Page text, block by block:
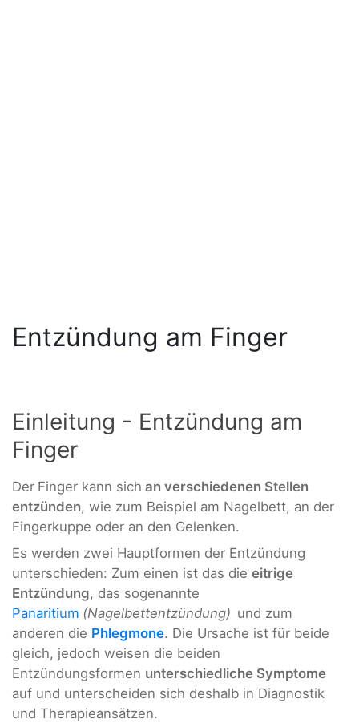
Entzündung am Finger
Einleitung - Entzündung am
Finger
Der Finger kann sich an verschiedenen Stellen
entzünden, wie zum Beispiel am Nagelbett, an der
Fingerkuppe oder an den Gelenken.
Es werden zwei Hauptformen der Entzündung
unterschieden: Zum einen ist das die eitrige
Entzündung, das sogenannte
Panaritium (Nagelbettentzündung) und zum
anderen die Phlegmone. Die Ursache ist für beide
gleich, jedoch weisen die beiden
Entzündungsformen unterschiedliche Symptome
auf und unterscheiden sich deshalb in Diagnostik
und Therapieansätzen.